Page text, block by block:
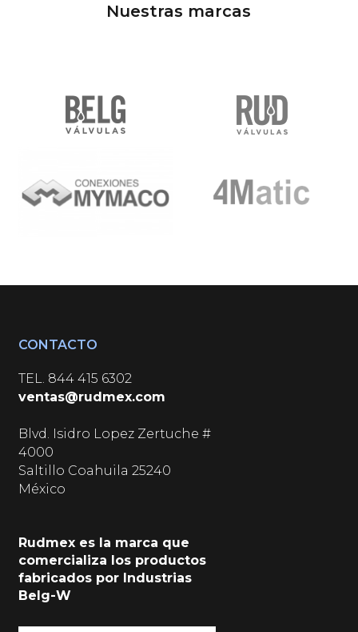
Nuestras marcas
CONTACTO
TEL. 844 415 6302
ventas@rudmex.com
Blvd. Isidro Lopez Zertuche #
4000
Saltillo Coahuila 25240
México
Rudmex es la marca que
comercializa los productos
fabricados por Industrias
Belg-W